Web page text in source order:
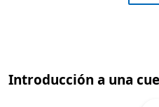
Introducción a una